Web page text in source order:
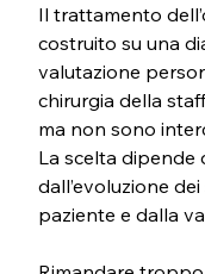
Il trattamento
costruito su una
valutazione
chirurgia della
ma non sono
La scelta dipende
dall’evoluzione
paziente e dalla